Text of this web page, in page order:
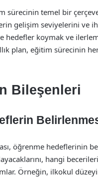
sürecinin temel bir
gelişim seviyelerini ve
hedefler koymak ve
plan, eğitim sürecinin
Bileşenleri
öğrenme
hangi
Örneğin, ilkokul